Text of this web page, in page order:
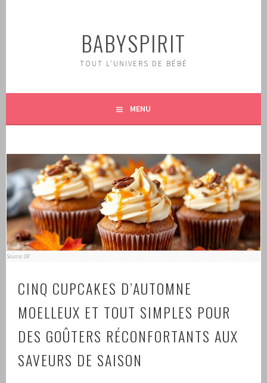
BABYSPIRIT
TOUT L'UNIVERS DE BÉBÉ
MENU
Source: DR
CINQ CUPCAKES D’AUTOMNE
MOELLEUX ET TOUT SIMPLES POUR
DES GOÛTERS RÉCONFORTANTS AUX
SAVEURS DE SAISON